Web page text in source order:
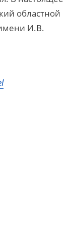
областной
И.В.